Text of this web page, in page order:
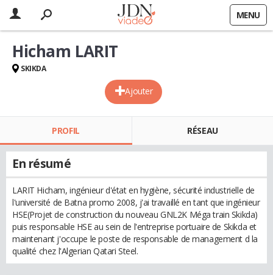
MENU
Ajouter
Hicham LARIT
SKIKDA
PROFIL RÉSEAU
En résumé
LARIT Hicham, ingénieur d'état en hygiène, sécurité industrielle de
l'université de Batna promo 2008, j'ai travaillé en tant que ingénieur
HSE(Projet de construction du nouveau GNL2K Méga train Skikda)
puis responsable HSE au sein de l'entreprise portuaire de Skikda et
maintenant j'occupe le poste de responsable de management d la
qualité chez l'Algerian Qatari Steel.